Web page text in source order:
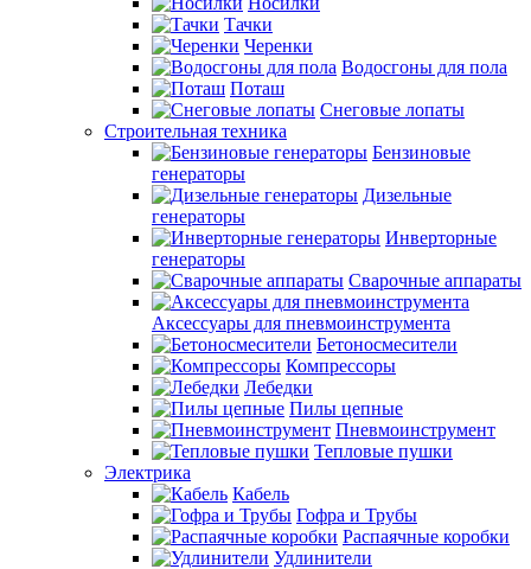
Тачки
Черенки
Водосгоны для пола
Поташ
Снеговые лопаты
Строительная техника
Бензиновые
генераторы
Дизельные
генераторы
Инверторные
генераторы
Сварочные аппараты
Аксессуары для пневмоинструмента
Бетоносмесители
Компрессоры
Лебедки
Пилы цепные
Пневмоинструмент
Тепловые пушки
Электрика
Кабель
Гофра и Трубы
Распаячные коробки
Удлинители